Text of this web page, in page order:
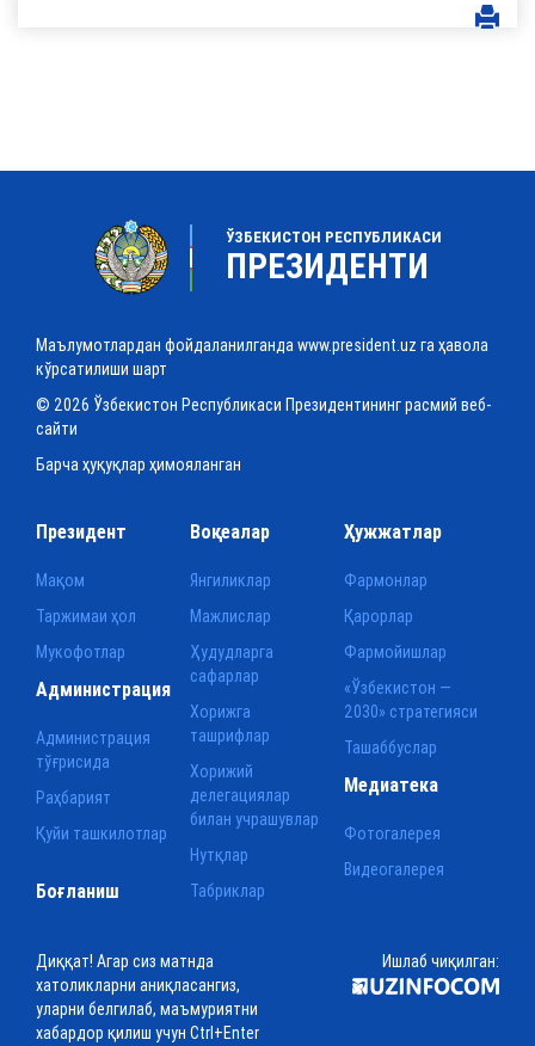
ЎЗБЕКИСТОН РЕСПУБЛИКАСИ
ПРЕЗИДЕНТИ
Маълумотлардан фойдаланилганда www.president.uz га ҳавола
кўрсатилиши шарт
© 2026 Ўзбекистон Республикаси Президентининг расмий веб-
сайти
Барча ҳуқуқлар ҳимояланган
Президент
Мақом
Таржимаи ҳол
Мукофотлар
Воқеалар
Янгиликлар
Мажлислар
Ҳудудларга
сафарлар
Хорижга
ташрифлар
Хорижий
делегациялар
билан учрашувлар
Нутқлар
Табриклар
Ҳужжатлар
Фармонлар
Қарорлар
Фармойишлар
«Ўзбекистон —
2030» стратегияси
Ташаббуслар
Администрация
Администрация
тўғрисида
Раҳбарият
Қуйи ташкилотлар
Медиатека
Фотогалерея
Видеогалерея
Боғланиш
Диққат! Агар сиз матнда
хатоликларни аниқласангиз,
уларни белгилаб, маъмуриятни
хабардор қилиш учун Ctrl+Enter
Ишлаб чиқилган: